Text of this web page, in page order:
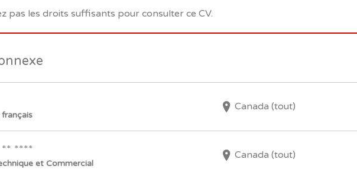
pas les droits suffisants pour consulter ce CV.
Canada (tout)
****
et Commercial
Canada (tout)